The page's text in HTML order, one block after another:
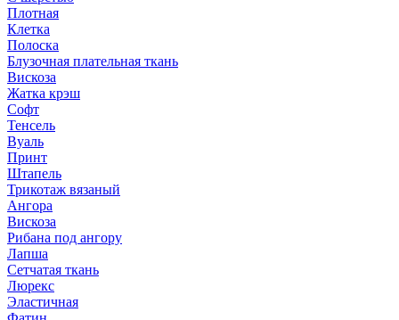
Плотная
Клетка
Полоска
Блузочная плательная ткань
Вискоза
Жатка крэш
Софт
Тенсель
Вуаль
Принт
Штапель
Трикотаж вязаный
Ангора
Вискоза
Рибана под ангору
Лапша
Сетчатая ткань
Люрекс
Эластичная